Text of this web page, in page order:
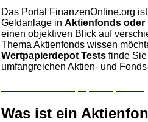
Das Portal FinanzenOnline.org
Geldanlage in Aktienfonds oder
einen objektiven Blick auf
Thema Aktienfonds wissen
Wertpapierdepot Tests finde
umfangreichen Aktien- und
Was ist ein